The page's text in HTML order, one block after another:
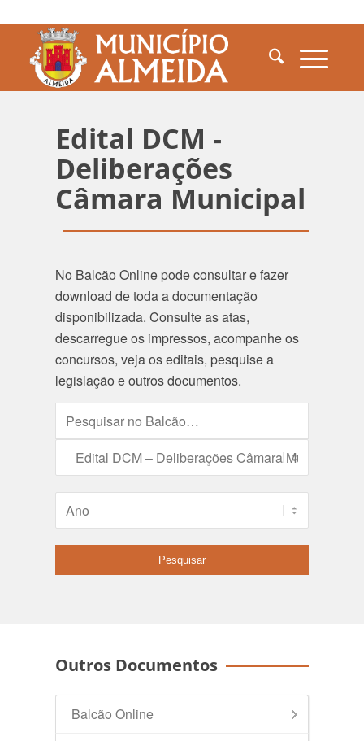
Edital DCM -
Deliberações
Câmara Municipal
No Balcão Online pode consultar e fazer
download de toda a documentação
disponibilizada. Consulte as atas,
descarregue os impressos, acompanhe os
concursos, veja os editais, pesquise a
legislação e outros documentos.
Outros Documentos
Balcão Online